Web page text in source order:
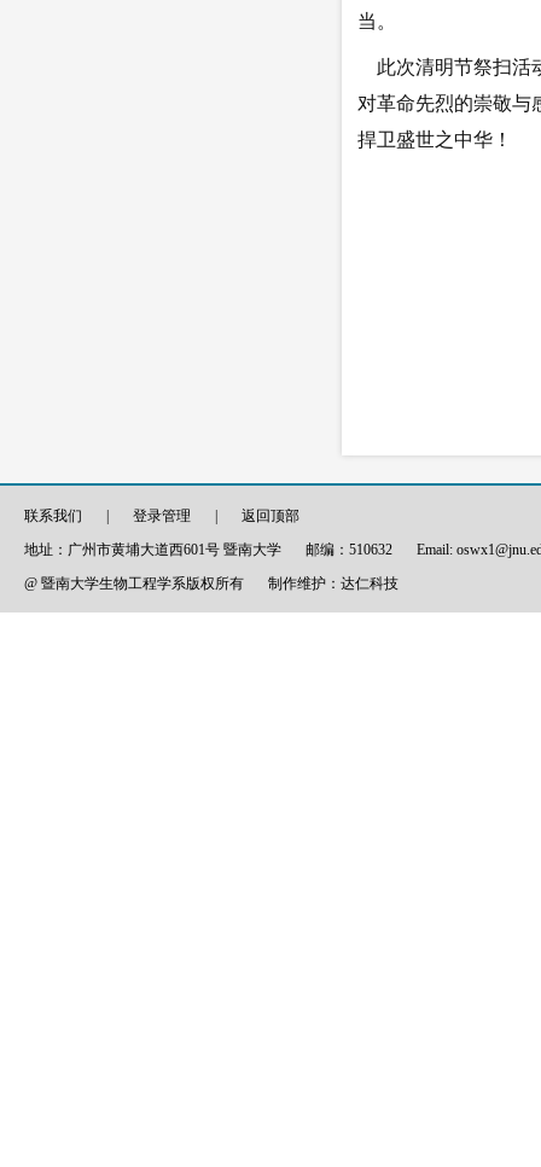
当。
此次清明节祭扫活
对革命先烈的崇敬与
捍卫盛世之中华！
联系我们 登录管理
返回顶部
地址：广州市黄埔大道西601号 暨南大学
邮编：510632
Email:
@ 暨南大学生物工程学系版权所有
制作维护： 达仁科技